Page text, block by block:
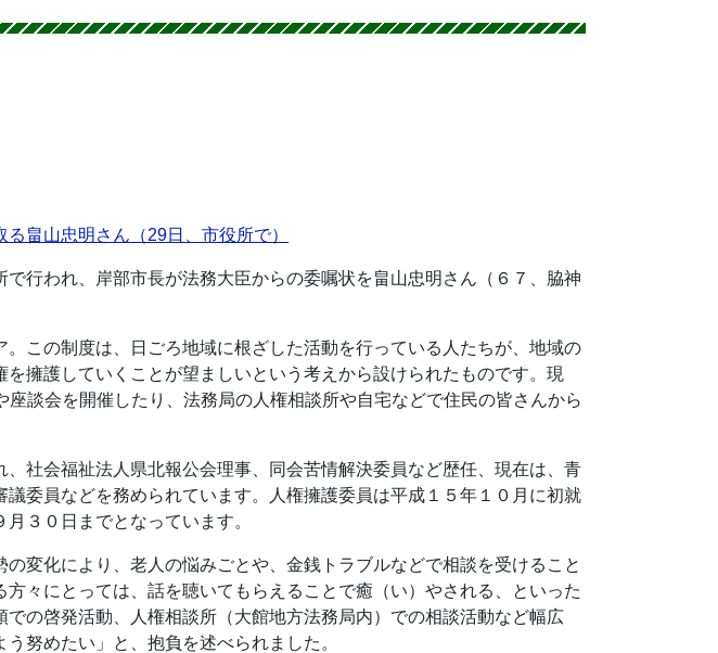
畠山忠明さん（29日、市役所で）
行われ、岸部市長が法務大臣からの委嘱状を畠山忠明さん（６７、脇神
この制度は、日ごろ地域に根ざした活動を行っている人たちが、地域の
擁護していくことが望ましいという考えから設けられたものです。現
談会を開催したり、法務局の人権相談所や自宅などで住民の皆さんから
社会福祉法人県北報公会理事、同会苦情解決委員など歴任、現在は、青
委員などを務められています。人権擁護委員は平成１５年１０月に初就
３０日までとなっています。
変化により、老人の悩みごとや、金銭トラブルなどで相談を受けること
々にとっては、話を聴いてもらえることで癒（い）やされる、といった
の啓発活動、人権相談所（大館地方法務局内）での相談活動など幅広
努めたい」と、抱負を述べられました。